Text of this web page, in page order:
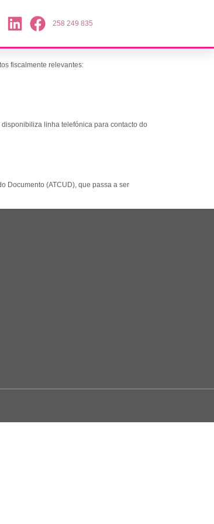
258 249 835
documentos fiscalmente relevantes:
linha telefónica para contacto do
Documento (ATCUD), que passa a ser